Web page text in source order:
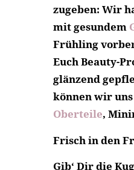
zugeben: Wir
mit gesundem
Frühling
Euch Beauty-
glänzend
können wir
Oberteile,
Frisch in den
Gib‘ Dir die